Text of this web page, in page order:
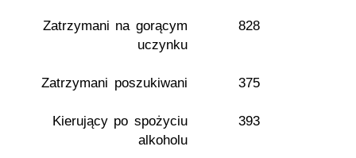
Zatrzymani na gorącym
uczynku
828
Zatrzymani poszukiwani 375
Kierujący po spożyciu
alkoholu
393